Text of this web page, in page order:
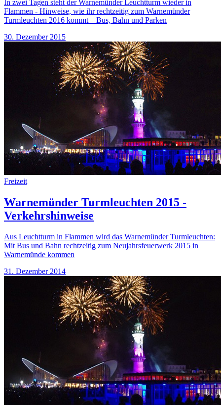
In zwei Tagen steht der Warnemünder Leuchtturm wieder in
Flammen - Hinweise, wie ihr rechtzeitig zum Warnemünder
Turmleuchten 2016 kommt – Bus, Bahn und Parken
30. Dezember 2015
Freizeit
Warnemünder Turmleuchten 2015 -
Verkehrshinweise
Aus Leuchtturm in Flammen wird das Warnemünder Turmleuchten:
Mit Bus und Bahn rechtzeitig zum Neujahrsfeuerwerk 2015 in
Warnemünde kommen
31. Dezember 2014